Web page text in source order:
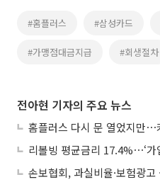
#홈플러스 #삼성카드
#가맹점대금지급 #회생절차
전아현 기자의 주요 뉴스
홈플러스 다시 문 열었지만⋯